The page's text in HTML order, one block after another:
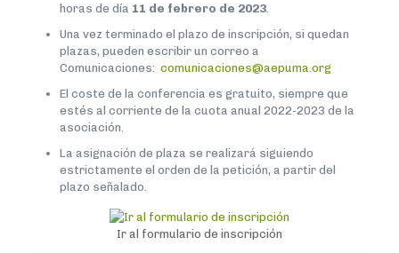
horas de día 11 de febrero de 2023.
Una vez terminado el plazo de inscripción, si quedan
plazas, pueden escribir un correo a
Comunicaciones: comunicaciones@aepuma.org
El coste de la conferencia es gratuito, siempre que
estés al corriente de la cuota anual 2022-2023 de la
asociación.
La asignación de plaza se realizará siguiendo
estrictamente el orden de la petición, a partir del
plazo señalado.
Ir al formulario de inscripción